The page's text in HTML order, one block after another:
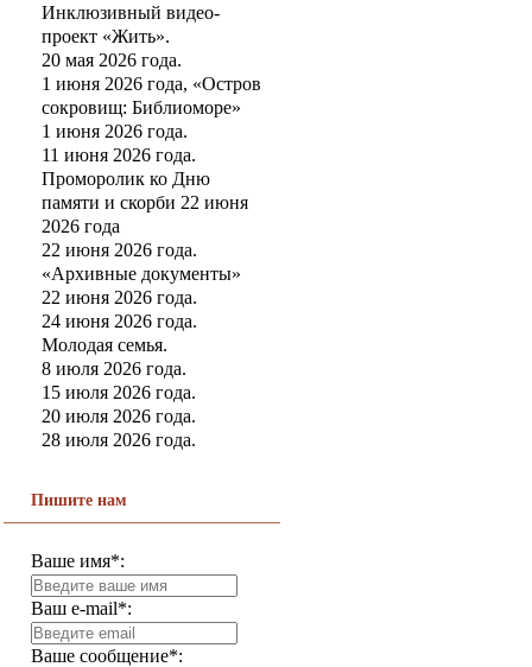
Инклюзивный видео-
проект «Жить».
20 мая 2026 года.
1 июня 2026 года, «Остров
сокровищ: Библиоморе»
1 июня 2026 года.
11 июня 2026 года.
Проморолик ко Дню
памяти и скорби 22 июня
2026 года
22 июня 2026 года.
«Архивные документы»
22 июня 2026 года.
24 июня 2026 года.
Молодая семья.
8 июля 2026 года.
15 июля 2026 года.
20 июля 2026 года.
28 июля 2026 года.
Пишите нам
Ваше имя*:
Ваш e-mail*:
Ваше сообщение*: